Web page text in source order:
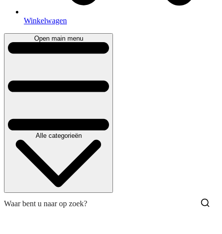
Winkelwagen
Open main menu
Alle categorieën